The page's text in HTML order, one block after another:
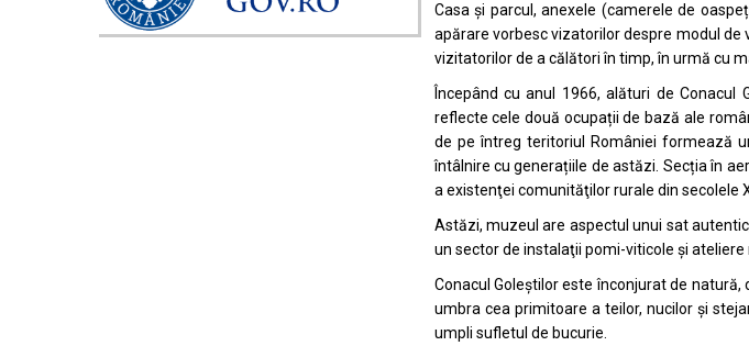
Casa și parcul, anexele (camerele de
apărare vorbesc vizatorilor despre modul de
vizitatorilor de a călători în timp, în urmă cu
Începând cu anul 1966, alături de Conacul
reflecte cele două ocupații de bază ale
de pe întreg teritoriul României formează
întâlnire cu generațiile de astăzi. Secția în
a existenţei comunităţilor rurale din secolele
Astăzi, muzeul are aspectul unui sat
un sector de instalaţii pomi-viticole și ateliere
Conacul Goleștilor este înconjurat de
umbra cea primitoare a teilor, nucilor și
umpli sufletul de bucurie.